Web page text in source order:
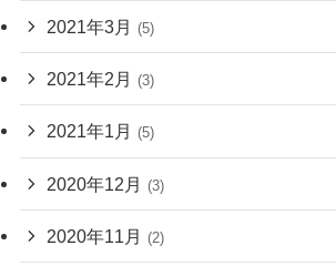
2021年3月 (5)
2021年2月 (3)
2021年1月 (5)
2020年12月 (3)
2020年11月 (2)